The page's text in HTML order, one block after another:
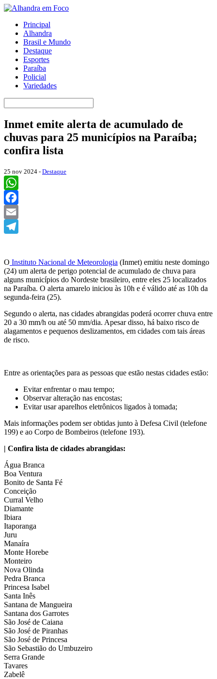
Principal
Alhandra
Brasil e Mundo
Destaque
Esportes
Paraíba
Policial
Variedades
Inmet emite alerta de acumulado de
chuvas para 25 municípios na Paraíba;
confira lista
25 nov 2024 - Destaque
WhatsApp
Facebook
Email
O Instituto Nacional de Meteorologia (Inmet) emitiu neste domingo
(24) um alerta de perigo potencial de acumulado de chuva para
alguns municípios do Nordeste brasileiro, entre eles 25 localizados
na Paraíba. O alerta amarelo iniciou às 10h e é válido até as 10h da
segunda-feira (25).
Segundo o alerta, nas cidades abrangidas poderá ocorrer chuva entre
20 a 30 mm/h ou até 50 mm/dia. Apesar disso, há baixo risco de
alagamentos e pequenos deslizamentos, em cidades com tais áreas
de risco.
Entre as orientações para as pessoas que estão nestas cidades estão:
Evitar enfrentar o mau tempo;
Observar alteração nas encostas;
Evitar usar aparelhos eletrônicos ligados à tomada;
Mais informações podem ser obtidas junto à Defesa Civil (telefone
199) e ao Corpo de Bombeiros (telefone 193).
| Confira lista de cidades abrangidas:
Água Branca
Boa Ventura
Bonito de Santa Fé
Conceição
Curral Velho
Diamante
Ibiara
Itaporanga
Juru
Manaíra
Monte Horebe
Monteiro
Nova Olinda
Pedra Branca
Princesa Isabel
Santa Inês
Santana de Mangueira
Santana dos Garrotes
São José de Caiana
São José de Piranhas
São José de Princesa
São Sebastião do Umbuzeiro
Serra Grande
Tavares
Zabelê